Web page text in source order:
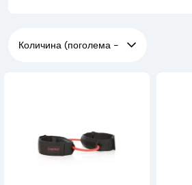
агилноста ако вашата омилена
динамика во менување насоки и